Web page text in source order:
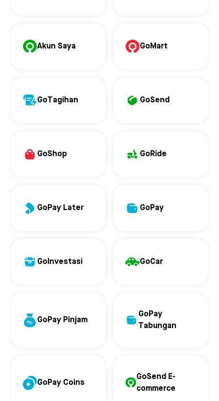
Akun Saya GoMart
GoTagihan GoSend
GoShop GoRide
GoPay Later GoPay
GoInvestasi GoCar
GoPay Pinjam
GoPay
Tabungan
GoPay Coins
GoSend E-
commerce